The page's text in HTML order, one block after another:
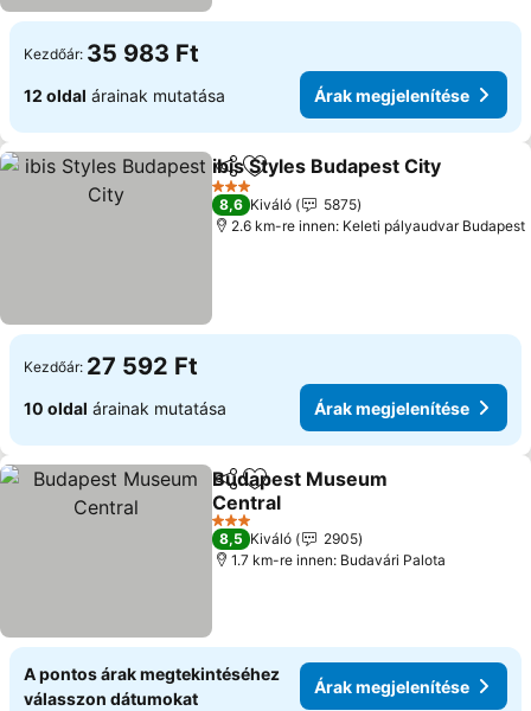
Kezdőár: 35 983 Ft
12 oldal árainak mutatása Árak megjelenítése
Megosztás
Hozzáadás a kedvencekhez
ibis Styles Budapest City
3 Kategória
8,6 Kiváló
5875
2.6 km-re innen: Keleti pályaudvar Budapest
Kezdőár: 27 592 Ft
10 oldal árainak mutatása Árak megjelenítése
Megosztás
Hozzáadás a kedvencekhez
Budapest Museum
Central
3 Kategória
8,5 Kiváló
2905
1.7 km-re innen: Budavári Palota
A pontos árak megtekintéséhez
válasszon dátumokat
Árak megjelenítése